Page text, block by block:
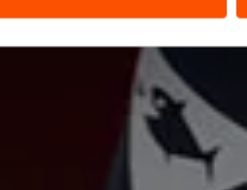
aan landen buiten
op ‘Toestaan’ te